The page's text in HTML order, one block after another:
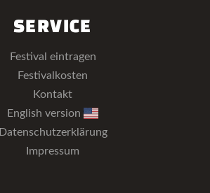
SERVICE
Festival eintragen
Festivalkosten
Kontakt
English version
Datenschutzerklärung
Impressum